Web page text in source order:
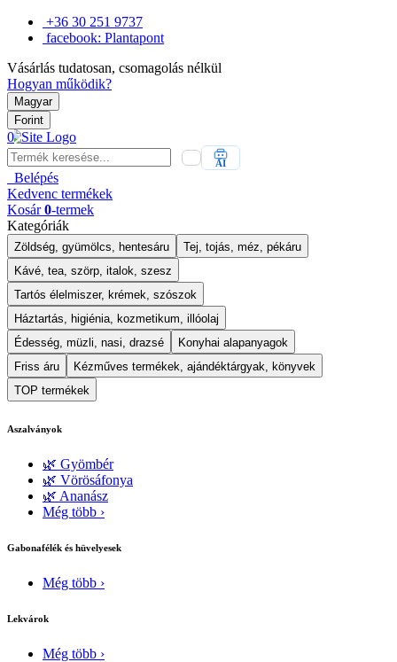
+36 30 251 9737
facebook: Plantapont
Vásárlás tudatosan, csomagolás nélkül
Hogyan működik?
Magyar
Forint
0
AI
Belépés
Kedvenc termékek
Kosár 0-termek
Kategóriák
Zöldség, gyümölcs, hentesáru
Tej, tojás, méz, pékáru
Kávé, tea, szörp, italok, szesz
Tartós élelmiszer, krémek, szószok
Háztartás, higiénia, kozmetikum, illóolaj
Édesség, müzli, nasi, drazsé
Konyhai alapanyagok
Friss áru
Kézműves termékek, ajándéktárgyak, könyvek
TOP termékek
Aszalványok
🌿 Gyömbér
🌿 Vörösáfonya
🌿 Ananász
Még több ›
Gabonafélék és hüvelyesek
Még több ›
Lekvárok
Még több ›